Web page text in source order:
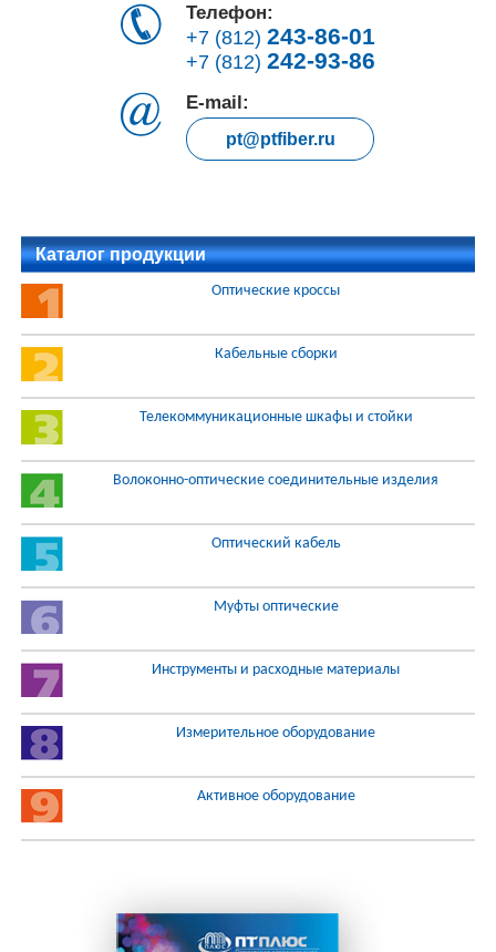
Телефон:
+7 (812)243-86-01
+7 (812)242-93-86
E-mail:
pt@ptfiber.ru
Каталог продукции
Оптические кроссы
Кабельные сборки
Телекоммуникационные шкафы и стойки
Волоконно-оптические соединительные изделия
Оптический кабель
Муфты оптические
Инструменты и расходные материалы
Измерительное оборудование
Активное оборудование